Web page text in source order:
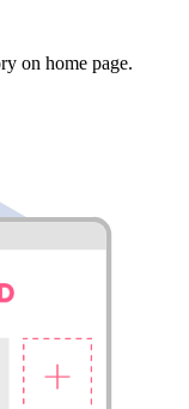
on home page.